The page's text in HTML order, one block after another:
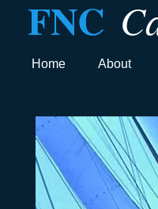
FNC
Home About